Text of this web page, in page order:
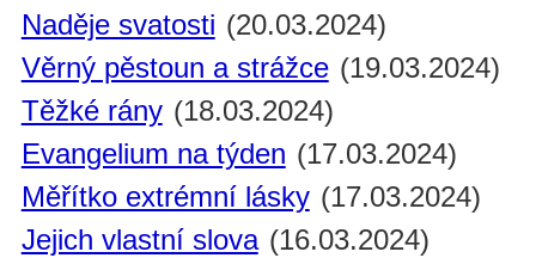
Naděje svatosti (20.03.2024)
Věrný pěstoun a strážce (19.03.2024)
Těžké rány (18.03.2024)
Evangelium na týden (17.03.2024)
Měřítko extrémní lásky (17.03.2024)
Jejich vlastní slova (16.03.2024)